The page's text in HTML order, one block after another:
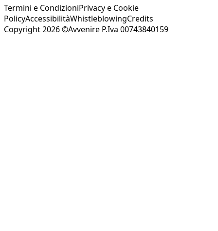
Termini e CondizioniPrivacy e Cookie
PolicyAccessibilitàWhistleblowingCredits
Copyright 2026 ©Avvenire P.Iva 00743840159